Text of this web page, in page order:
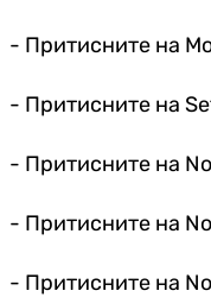
- Притисните на
- Притисните на
- Притисните на
- Притисните на
- Притисните на